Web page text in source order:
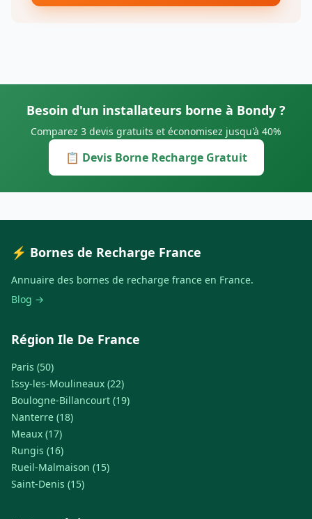
Besoin d'un installateurs borne à Bondy ?
Comparez 3 devis gratuits et économisez jusqu'à 40%
📋 Devis Borne Recharge Gratuit
⚡ Bornes de Recharge France
Annuaire des bornes de recharge france en France.
Blog →
Région Ile De France
Paris (50)
Issy-les-Moulineaux (22)
Boulogne-Billancourt (19)
Nanterre (18)
Meaux (17)
Rungis (16)
Rueil-Malmaison (15)
Saint-Denis (15)